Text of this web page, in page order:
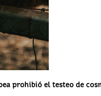
prohibió el testeo de